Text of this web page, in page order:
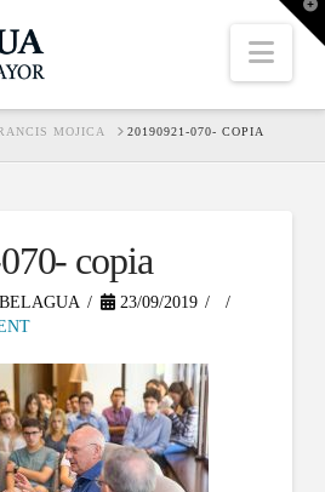
MOJICA 20190921-070- COPIA
copia
23/09/2019